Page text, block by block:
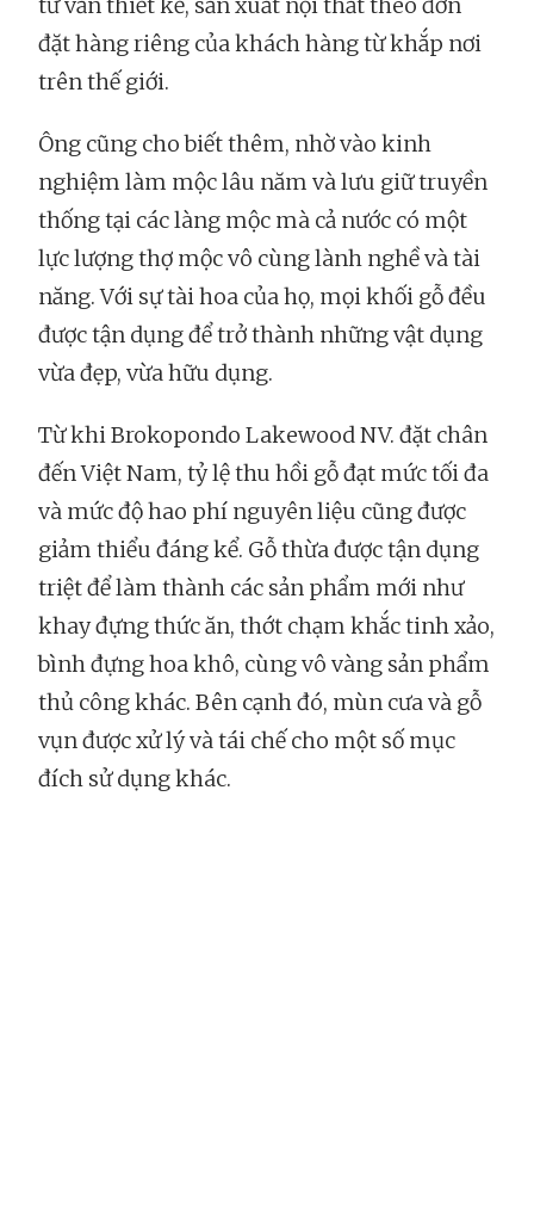
đặt hàng riêng của khách hàng từ khắp nơi
trên thế giới.
Ông cũng cho biết thêm, nhờ vào kinh
nghiệm làm mộc lâu năm và lưu giữ truyền
thống tại các làng mộc mà cả nước có một
lực lượng thợ mộc vô cùng lành nghề và tài
năng. Với sự tài hoa của họ, mọi khối gỗ đều
được tận dụng để trở thành những vật dụng
vừa đẹp, vừa hữu dụng.
Từ khi Brokopondo Lakewood NV. đặt chân
đến Việt Nam, tỷ lệ thu hồi gỗ đạt mức tối đa
và mức độ hao phí nguyên liệu cũng được
giảm thiểu đáng kể. Gỗ thừa được tận dụng
triệt để làm thành các sản phẩm mới như
khay đựng thức ăn, thớt chạm khắc tinh xảo,
bình đựng hoa khô, cùng vô vàng sản phẩm
thủ công khác. Bên cạnh đó, mùn cưa và gỗ
vụn được xử lý và tái chế cho một số mục
đích sử dụng khác.